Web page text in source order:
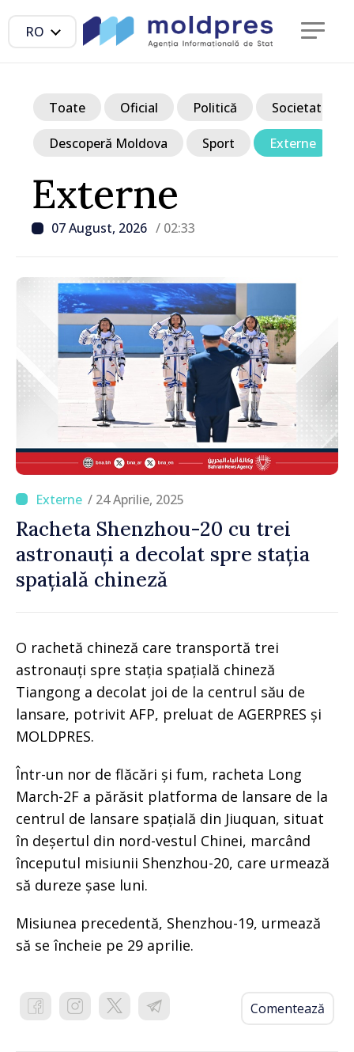
RO
Externe
07 August, 2026 / 02:33
Toate Oficial Politică Societate
Descoperă Moldova Sport Externe
/ 24 Aprilie, 2025
Racheta Shenzhou-20 cu trei
astronauți a decolat spre stația
spațială chineză
O rachetă chineză care transportă trei
astronauți spre stația spațială chineză
Tiangong a decolat joi de la centrul său de
lansare, potrivit AFP, preluat de AGERPRES și
MOLDPRES.
Într-un nor de flăcări și fum, racheta Long
March-2F a părăsit platforma de lansare de la
centrul de lansare spațială din Jiuquan, situat
în deșertul din nord-vestul Chinei, marcând
începutul misiunii Shenzhou-20, care urmează
să dureze șase luni.
Misiunea precedentă, Shenzhou-19, urmează
să se încheie pe 29 aprilie.
Comentează